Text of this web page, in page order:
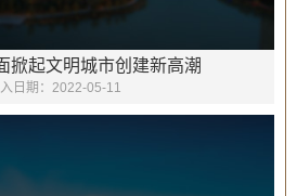
掀起文明城市创建新高潮
日期： 2022-05-11